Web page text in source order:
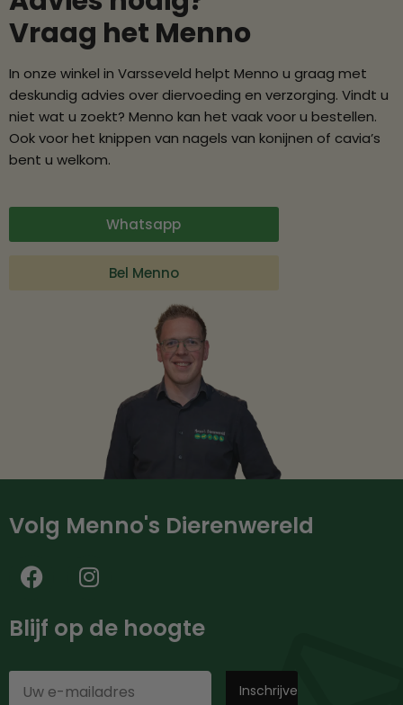
Vraag het Menno
In onze winkel in Varsseveld helpt Menno u graag met
deskundig advies over diervoeding en verzorging. Vindt u
niet wat u zoekt? Menno kan het vaak voor u bestellen.
Ook voor het knippen van nagels van konijnen of cavia’s
bent u welkom.
Whatsapp
Bel Menno
Volg Menno's Dierenwereld
Blijf op de hoogte